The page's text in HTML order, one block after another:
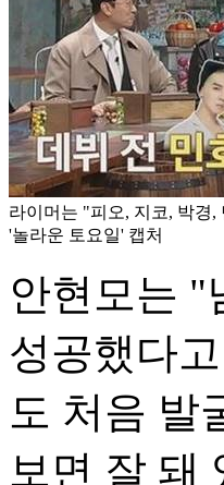
라이머는 "피오, 지코, 박경
'놀라운 토요일' 캡처
안현모는 "
성공했다
도 처음 발
보면 잘 돼